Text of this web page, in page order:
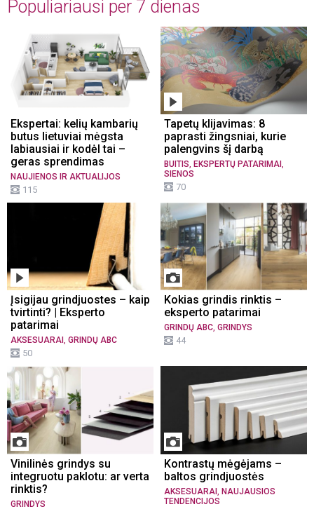
Populiariausi per 7 dienas
Ekspertai: kelių kambarių
butus lietuviai mėgsta
labiausiai ir kodėl tai –
geras sprendimas
NAUJIENOS IR AKTUALIJOS
115
Tapetų klijavimas: 8
paprasti žingsniai, kurie
palengvins šį darbą
BUITIS, EKSPERTŲ PATARIMAI ,
SIENOS
70
Įsigijau grindjuostes – kaip
tvirtinti? | Eksperto
patarimai
AKSESUARAI , GRINDŲ ABC
50
Kokias grindis rinktis –
eksperto patarimai
GRINDŲ ABC, GRINDYS
44
Vinilinės grindys su
integruotu paklotu: ar verta
rinktis?
GRINDYS
Kontrastų mėgėjams –
baltos grindjuostės
AKSESUARAI NAUJAUSIOS
TENDENCIJOS